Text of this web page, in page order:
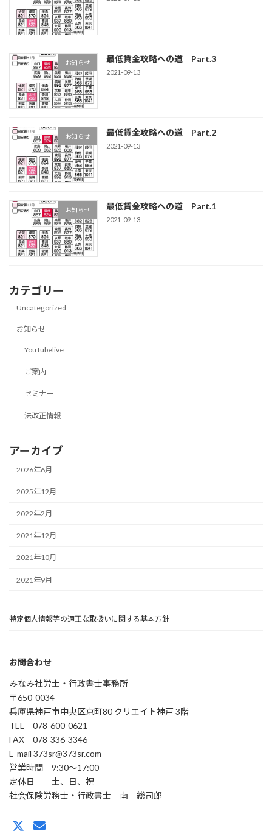
お知らせ 最低賃金攻略への道 Part.3
2021-09-13
お知らせ 最低賃金攻略への道 Part.2
2021-09-13
お知らせ 最低賃金攻略への道 Part.1
2021-09-13
カテゴリー
Uncategorized
お知らせ
YouTubelive
ご案内
セミナー
法改正情報
アーカイブ
2026年6月
2025年12月
2022年2月
2021年12月
2021年10月
2021年9月
特定個人情報等の適正な取扱いに関する基本方針
お問合わせ
みなみ社労士・行政書士事務所
〒650-0034
兵庫県神戸市中央区京町80 クリエイト神戸 3階
TEL 078-600-0621
FAX 078-336-3346
E-mail 373sr@373sr.com
営業時間 9:30～17:00
定休日 土、日、祝
社会保険労務士・行政書士 南 総司郎